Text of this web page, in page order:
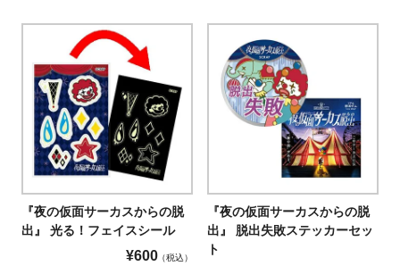
『夜の仮面サーカスからの脱
出』 光る！フェイスシール
¥600 税込
『夜の仮面サーカスからの脱
出』 脱出失敗ステッカーセッ
ト